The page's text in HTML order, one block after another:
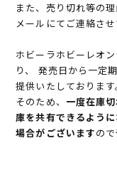
また、売り切れ等の
メールにてご連絡させ
ホビーラホビーレオ
り、 発売日から一定
提供いたしております
そのため、 一度在庫
庫を共有できるよう
場合がございますの